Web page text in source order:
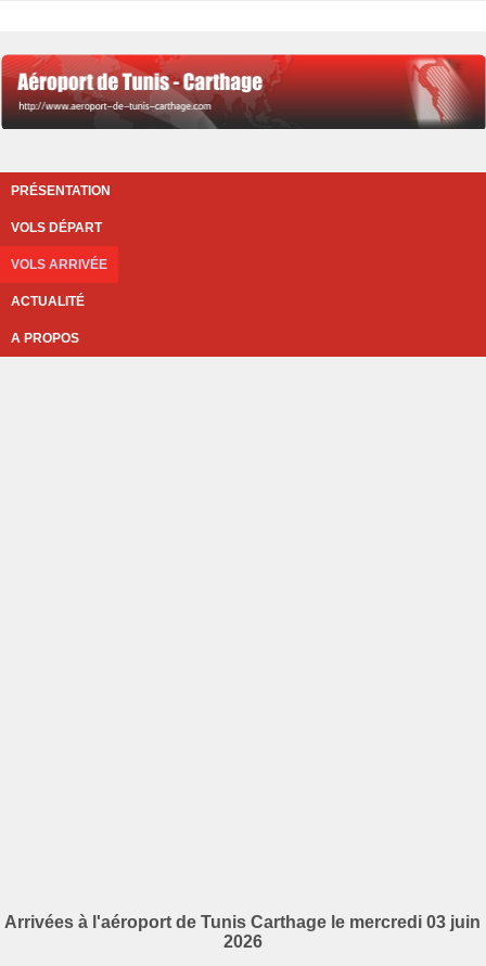
PRÉSENTATION
VOLS DÉPART
VOLS ARRIVÉE
ACTUALITÉ
A PROPOS
Arrivées à l'aéroport de Tunis Carthage le mercredi 03 juin
2026